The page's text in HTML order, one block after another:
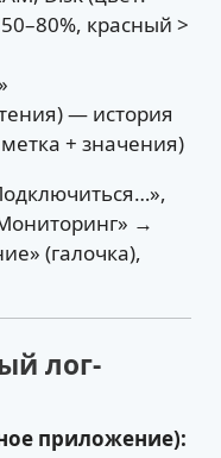
красный >
— история
+ значения)
→
(галочка),
лог-
приложение):